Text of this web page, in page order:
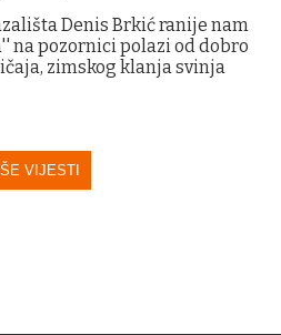
Denis Brkić ranije nam
na pozornici polazi od dobro
zimskog klanja svinja
VIJESTI